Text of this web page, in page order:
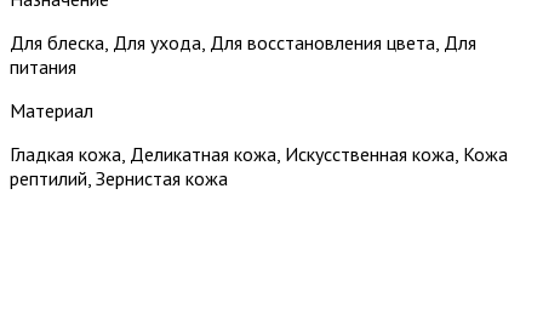
Для блеска, Для ухода, Для восстановления цвета, Для
питания
Материал
Гладкая кожа, Деликатная кожа, Искусственная кожа, Кожа
рептилий, Зернистая кожа